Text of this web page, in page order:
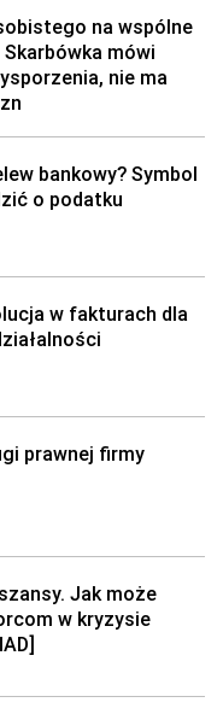
na wspólne
mówi
nie ma
bankowy? Symbol
o podatku
w fakturach dla
prawnej firmy
Jak może
w kryzysie